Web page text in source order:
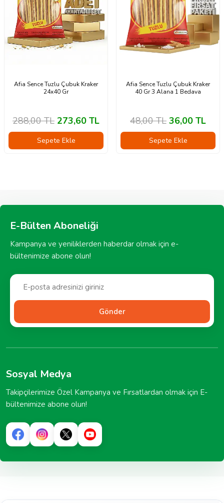
Afia Sence Tuzlu Çubuk Kraker
24x40 Gr
288,00TL 273,60 TL
Sepete Ekle
Afia Sence Tuzlu Çubuk Kraker
40 Gr 3 Alana 1 Bedava
48,00TL 36,00 TL
Sepete Ekle
E-Bülten Aboneliği
Kampanya ve yeniliklerden haberdar olmak için e-
bültenimize abone olun!
Gönder
Sosyal Medya
Takipçilerimize Özel Kampanya ve Fırsatlardan olmak için E-
bültenimize abone olun!